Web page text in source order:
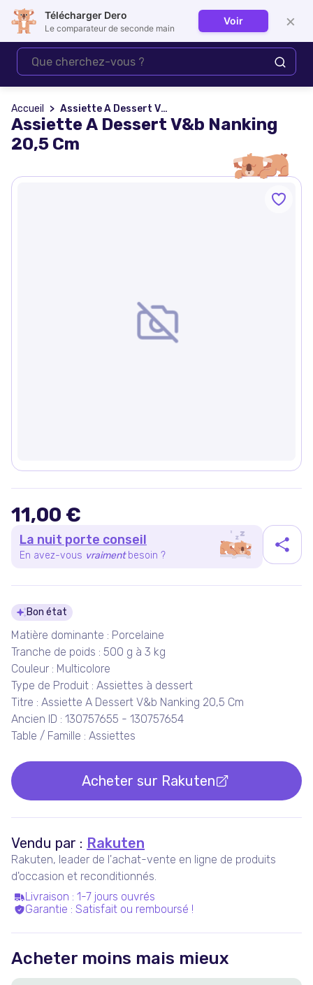
Se connecter
Accueil Assiette A Dessert V&b Nanking 20,5 Cm
Assiette A Dessert V&b Nanking
20,5 Cm
11,00 €
La nuit porte conseil
En avez-vous vraiment besoin ?
Détails du produit
Bon état
Matière dominante : Porcelaine
Tranche de poids : 500 g à 3 kg
Couleur : Multicolore
Type de Produit : Assiettes à dessert
Titre : Assiette A Dessert V&b Nanking 20,5 Cm
Ancien ID : 130757655 - 130757654
Table / Famille : Assiettes
Acheter sur Rakuten
Vendu par : Rakuten
Rakuten, leader de l'achat-vente en ligne de produits
d'occasion et reconditionnés.
Livraison : 1-7 jours ouvrés
Garantie : Satisfait ou remboursé !
Acheter moins mais mieux
Télécharger Dero
Le comparateur de seconde main
Voir ×